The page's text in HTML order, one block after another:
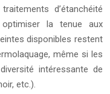
d’étanchéité
optimiser la tenue aux
disponibles restent
même si les
intéressante de
etc.).